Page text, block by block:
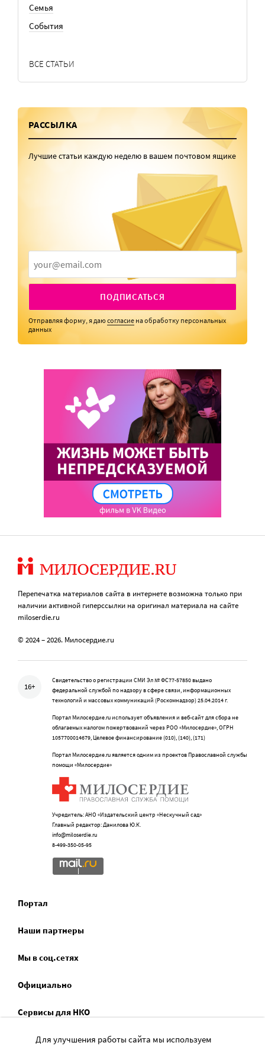
Семья
События
ВСЕ СТАТЬИ
РАССЫЛКА
Лучшие статьи каждую неделю в вашем почтовом ящике
ПОДПИСАТЬСЯ
Отправляя форму, я даюсогласие на обработку персональных
данных
Перепечатка материалов сайта в интернете возможна только при
наличии активной гиперссылки на оригинал материала на сайте
miloserdie.ru
© 2024 – 2026. Милосердие.ru
16+
Свидетельство о регистрации СМИ Эл № ФС77-57850 выдано
федеральной службой по надзору в сфере связи, информационных
технологий и массовых коммуникаций (Роскомнадзор) 25.04.2014 г.
Портал Милосердие.ru использует объявления и веб-сайт для сбора не
облагаемых налогом пожертвований через РОО «Милосердие», ОГРН
1057700014679, Целевое финансирование (010), (140), (171)
Портал Милосердие.ru является одним из проектов Православной службы
помощи «Милосердие»
Учредитель: АНО «Издательский центр «Нескучный сад»
Главный редактор: Данилова Ю.К.
info@miloserdie.ru
8-499-350-05-95
Портал
Наши партнеры
Мы в соц.сетях
Официально
Сервисы для НКО
Спецпроекты
Для улучшения работы сайта мы используем